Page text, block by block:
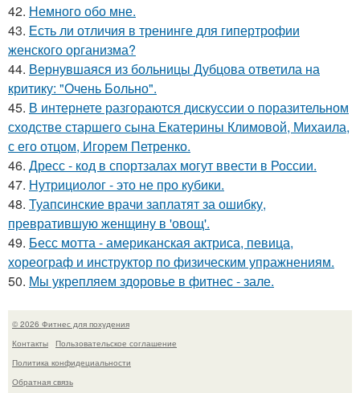
42. Немного обо мне.
43. Есть ли отличия в тренинге для гипертрофии
женского организма?
44. Вернувшаяся из больницы Дубцова ответила на
критику: "Очень Больно".
45. В интернете разгораются дискуссии о поразительном
сходстве старшего сына Екатерины Климовой, Михаила,
с его отцом, Игорем Петренко.
46. Дресс - код в спортзалах могут ввести в России.
47. Нутрициолог - это не про кубики.
48. Туапсинские врачи заплатят за ошибку,
превратившую женщину в 'овощ'.
49. Бесс мотта - американская актриса, певица,
хореограф и инструктор по физическим упражнениям.
50. Мы укрепляем здоровье в фитнес - зале.
© 2026 Фитнес для похудения
Контакты
Пользовательское соглашение
Политика конфидециальности
Обратная связь